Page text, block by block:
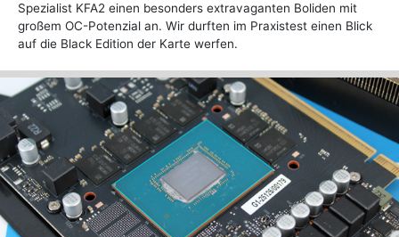
Spezialist KFA2 einen besonders extravaganten Boliden mit
großem OC-Potenzial an. Wir durften im Praxistest einen Blick
auf die Black Edition der Karte werfen.